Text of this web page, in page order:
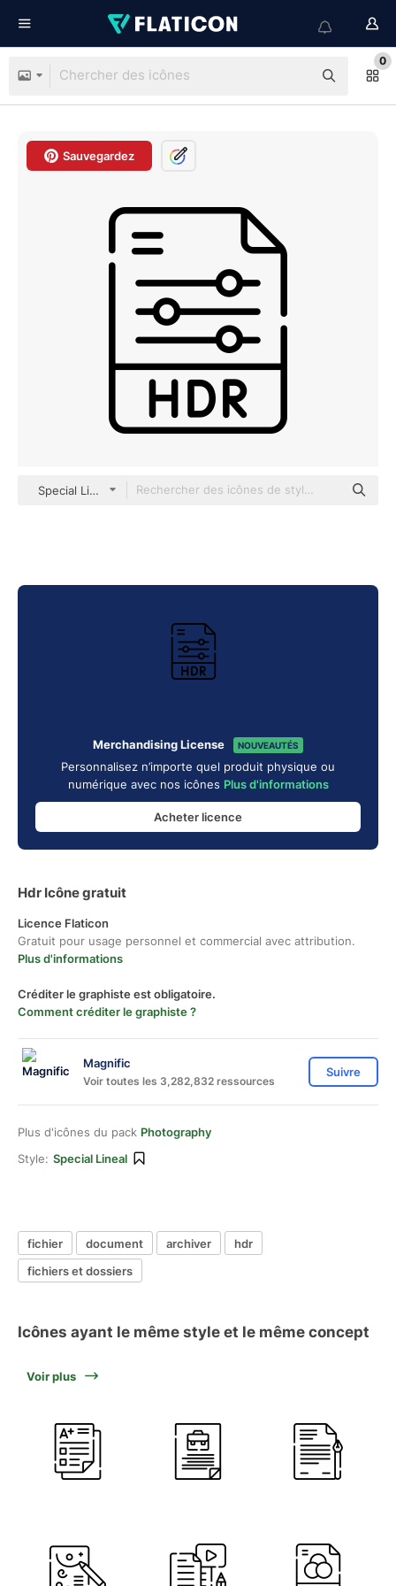
0
Sauvegardez
Special Lineal
Merchandising License NOUVEAUTÉS
Personnalisez n’importe quel produit physique ou
numérique avec nos icônes Plus d'informations
Acheter licence
Hdr Icône gratuit
Licence Flaticon
Gratuit pour usage personnel et commercial avec attribution.
Plus d'informations
Créditer le graphiste est obligatoire.
Comment créditer le graphiste ?
Magnific
Voir toutes les 3,282,832 ressources
Suivre
Plus d'icônes du pack Photography
Style: Special Lineal
fichier document archiver
hdr
fichiers et dossiers
Icônes ayant le même style et le même concept
Voir plus